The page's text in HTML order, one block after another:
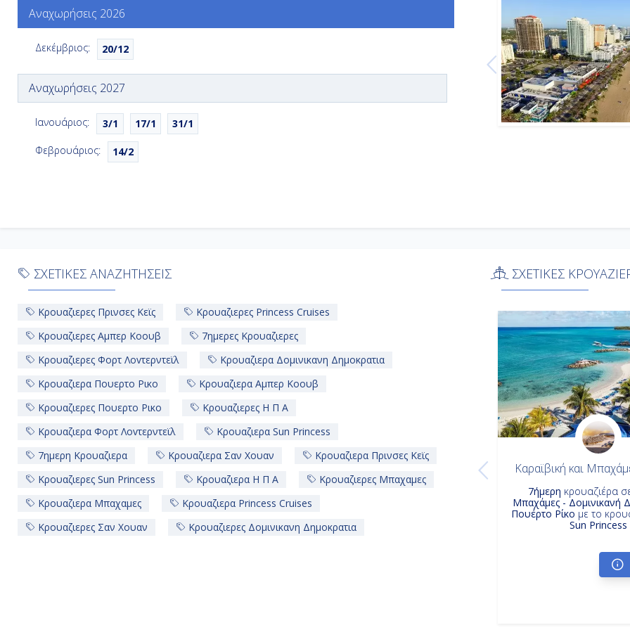
Αναχωρήσεις 2026
Δεκέμβριος: 20/12
Αναχωρήσεις 2027
Ιανουάριος: 3/1 17/1
31/1
Φεβρουάριος:
14/2
ΣΧΕΤΙΚΕΣ ΑΝΑΖΗΤΗΣΕΙΣ
Κρουαζιερες Πρινσες Κεϊς
Κρουαζιερες Princess Cruises
Κρουαζιερες Αμπερ Κοουβ
7ημερες Κρουαζιερες
Κρουαζιερες Φορτ Λοvτερντεϊλ
Κρουαζιερα Δομινικανη Δημοκρατια
Κρουαζιερα Πουερτο Ρικο
Κρουαζιερα Αμπερ Κοουβ
Κρουαζιερες Πουερτο Ρικο
Κρουαζιερες Η Π Α
Κρουαζιερα Φορτ Λοvτερντεϊλ
Κρουαζιερα Sun Princess
7ημερη Κρουαζιερα
Κρουαζιερα Σαν Χουαν
Κρουαζιερα Πρινσες Κεϊς
Κρουαζιερες Sun Princess
Κρουαζιερα Η Π Α
Κρουαζιερες Μπαχαμες
Κρουαζιερα Μπαχαμες
Κρουαζιερα Princess Cruises
Κρουαζιερες Σαν Χουαν
Κρουαζιερες Δομινικανη Δημοκρατια
ΣΧΕΤΙΚΕΣ
Καραϊβική και
7ήμερη κρουαζιέρα
Μπαχάμες - Δομινικανή
Πουέρτο Ρίκο με το
Sun Princess